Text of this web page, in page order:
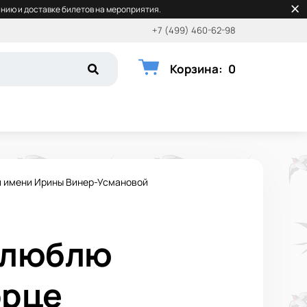
и доставке билетов на мероприятия.
+7 (499) 460-62-98
Корзина: 0
имени Ирины Винер-Усмановой
люблю